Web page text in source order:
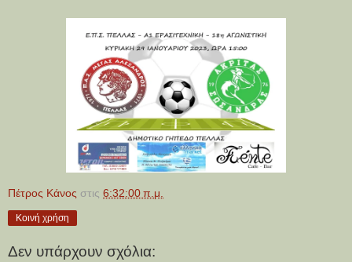
Πέτρος Κάνος στις 6:32:00 π.μ.
Κοινή χρήση
Δεν υπάρχουν σχόλια: